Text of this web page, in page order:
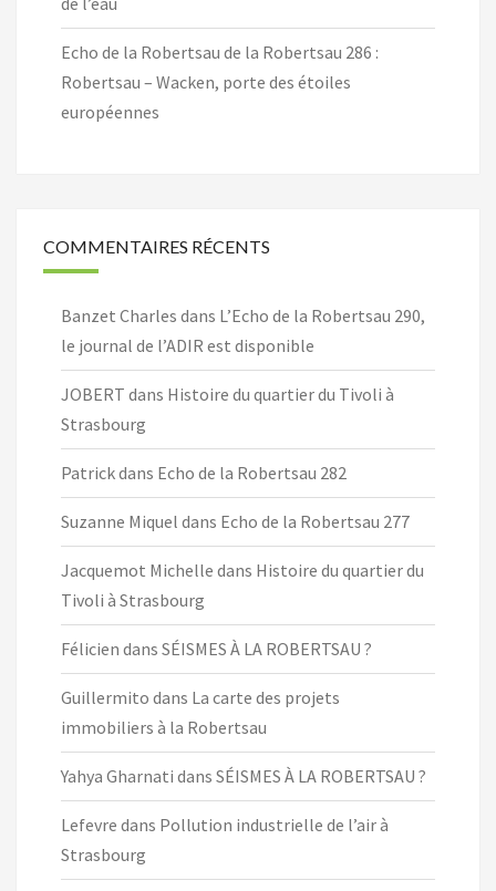
Echo de la Robertsau de la Robertsau 286 :
Robertsau – Wacken, porte des étoiles
européennes
COMMENTAIRES RÉCENTS
Banzet Charles dans L’Echo de la Robertsau 290,
le journal de l’ADIR est disponible
JOBERT dans Histoire du quartier du Tivoli à
Strasbourg
Patrickdans Echo de la Robertsau 282
Suzanne Miquel dans Echo de la Robertsau 277
Jacquemot Michelle dans Histoire du quartier du
Tivoli à Strasbourg
Félicien dans SÉISMES À LA ROBERTSAU ?
Guillermito dans La carte des projets
immobiliers à la Robertsau
Yahya Gharnati dans SÉISMES À LA ROBERTSAU ?
Lefevre dans Pollution industrielle de l’air à
Strasbourg